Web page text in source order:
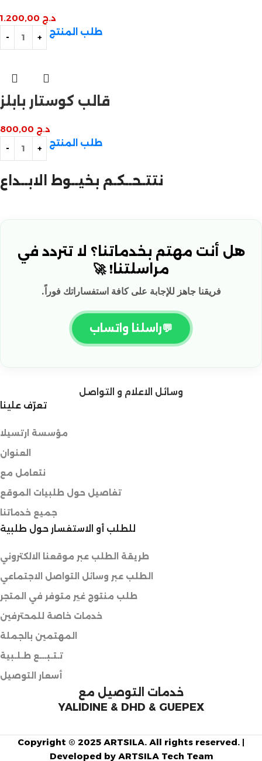
د.ج
طلب المنتج
قالب كوستار بابلز
د.ج
طلب المنتج
نتتـحــكـم بخيــوط الابــداع
هل أنت مهتم بخدماتنا؟ لا تتردد في
مراسلتنا! 🚀
فريقنا جاهز للإجابة على كافة استفساراتك فوراً.
💬راسلنا واتساب
وسائل الاعلام و التواصل
تعرّف علينا
مؤسسة ارتسيلا
العنوان
نتعامل مع
تفاصيل حول طلبيات الموقع
جميع خدماتنا
للطلب أو الاستفسار حول طلبية
طريقة الطلب عبر موقعنا الالكتروني
الطلب عبر وسائل التواصل الاجتماعي
طلب منتوج غير متوفر في المتجر
خدمات خاصة للمحترفين
المهتمين بالجملة
تـتـبـــع طـلـبية
أسعار التوصيل
خدمات التوصيل مع
YALIDINE & DHD & GUEPEX
Copyright © 2025 ARTSILA. All rights reserved. |
Developed by ARTSILA Tech Team